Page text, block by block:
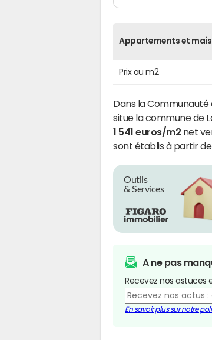
Appartements et
Prix au m2
Dans la Communauté
situe la commune de
1 541 euros/m2 net
sont établis à partir de
Outils
& Services
A ne pas
Recevez nos
En savoir plus sur notre